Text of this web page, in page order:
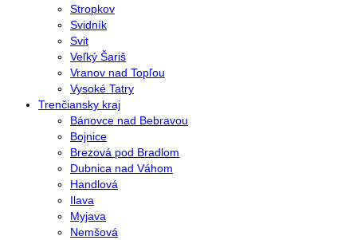
Stropkov
Svidník
Svit
Veľký Šariš
Vranov nad Topľou
Vysoké Tatry
Trenčiansky kraj
Bánovce nad Bebravou
Bojnice
Brezová pod Bradlom
Dubnica nad Váhom
Handlová
Ilava
Myjava
Nemšová